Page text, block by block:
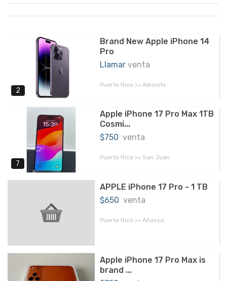
2
Brand New Apple iPhone 14
Pro
Llamar venta
Puerto Rico >> Aibonito
7
Apple iPhone 17 Pro Max 1TB
Cosmi...
$750 venta
Puerto Rico >> San Juan
APPLE iPhone 17 Pro - 1 TB
$650 venta
Puerto Rico >> Añasco
Apple iPhone 17 Pro Max is
brand ...